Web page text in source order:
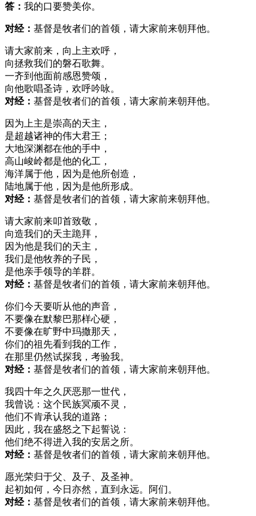
答： 我的口要赞美你。
对经： 基督是牧者们的首领，请大家前来朝拜他。
请大家前来，向上主欢呼，
向拯救我们的磐石歌舞。
一齐到他面前感恩赞颂，
向他歌唱圣诗，欢呼吟咏。
对经： 基督是牧者们的首领，请大家前来朝拜他。
因为上主是崇高的天主，
是超越诸神的伟大君王；
大地深渊都在他的手中，
高山峻岭都是他的化工，
海洋属于他，因为是他所创造，
陆地属于他，因为是他所形成。
对经： 基督是牧者们的首领，请大家前来朝拜他。
请大家前来叩首致敬，
向造我们的天主跪拜，
因为他是我们的天主，
我们是他牧养的子民，
是他亲手领导的羊群。
对经： 基督是牧者们的首领，请大家前来朝拜他。
你们今天要听从他的声音，
不要像在默黎巴那样心硬，
不要像在旷野中玛撒那天，
你们的祖先看到我的工作，
在那里仍然试探我，考验我。
对经： 基督是牧者们的首领，请大家前来朝拜他。
我四十年之久厌恶那一世代，
我曾说：这个民族冥顽不灵，
他们不肯承认我的道路；
因此，我在盛怒之下起誓说：
他们绝不得进入我的安居之所。
对经： 基督是牧者们的首领，请大家前来朝拜他。
愿光荣归于父、及子、及圣神。
起初如何，今日亦然，直到永远。阿们。
对经： 基督是牧者们的首领，请大家前来朝拜他。